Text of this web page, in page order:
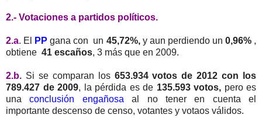
2.- Votaciones a partidos políticos.
2.a. El PPgana con un 45,72%,y aun perdiendo un 0,96%,
obtiene 41 escaños, 3 más que en 2009.
2.b. Si se comparan los 653.934 votos de 2012 con los
789.427 de 2009, la pérdida es de 135.593 votos, pero es
unaconclusión engañosa al no tener en cuenta el
importante descenso de censo, votantes y votaos válidos.